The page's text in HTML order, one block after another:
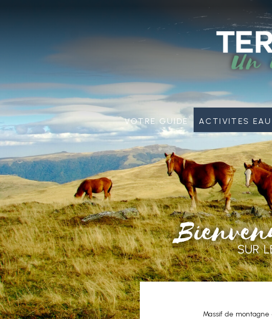
Votre guide Activites Eau
Massif de